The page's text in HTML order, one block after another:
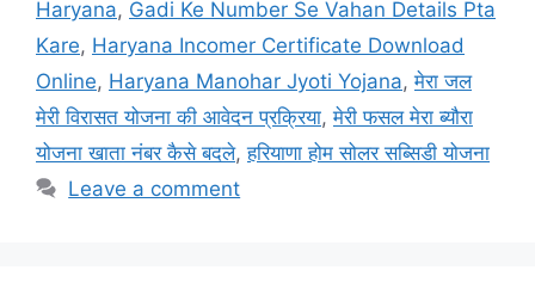
Haryana, Gadi Ke Number Se Vahan Details Pta
Kare, Haryana Incomer Certificate Download
Online, Haryana Manohar Jyoti Yojana,मेरा जल
मेरी विरासत योजना की आवेदन प्रक्रिया,मेरी फसल मेरा ब्यौरा
योजना खाता नंबर कैसे बदले,हरियाणा होम सोलर सब्सिडी योजना
Leave a comment